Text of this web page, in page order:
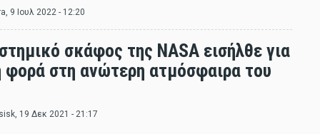
, 9 Ιουλ 2022 - 12:20
σκάφος της NASA εισήλθε για
στη ανώτερη ατμόσφαιρα του
, 19 Δεκ 2021 - 21:17